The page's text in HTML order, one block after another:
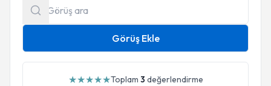
Görüş Ekle
★★★★★Toplam 3 değerlendirme